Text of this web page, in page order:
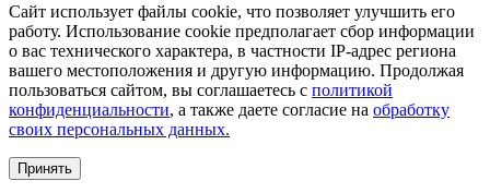
Сайт использует файлы cookie, что позволяет улучшить его
работу. Использование cookie предполагает сбор информации
о вас технического характера, в частности IP-адрес региона
вашего местоположения и другую информацию. Продолжая
пользоваться сайтом, вы соглашаетесь с политикой
конфиденциальности, а также даете согласие на обработку
своих персональных данных.
Принять